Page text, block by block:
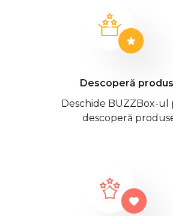
Descoperă
Deschide BUZZBox-ul
descoperă